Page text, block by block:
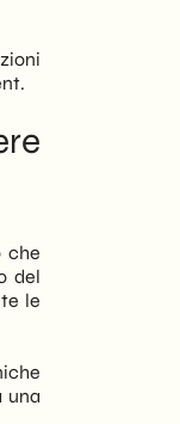
che
del
le
una